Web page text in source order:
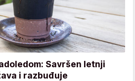
Savršen letnji
i razbuđuje